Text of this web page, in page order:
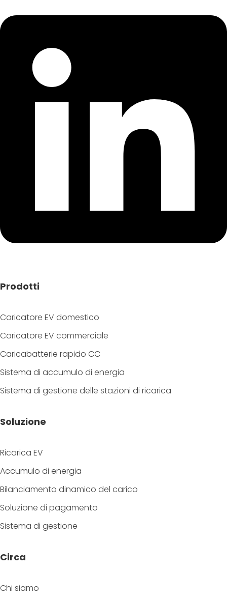
Prodotti
Caricatore EV domestico
Caricatore EV commerciale
Caricabatterie rapido CC
Sistema di accumulo di energia
Sistema di gestione delle stazioni di ricarica
Soluzione
Ricarica EV
Accumulo di energia
Bilanciamento dinamico del carico
Soluzione di pagamento
Sistema di gestione
Circa
Chi siamo